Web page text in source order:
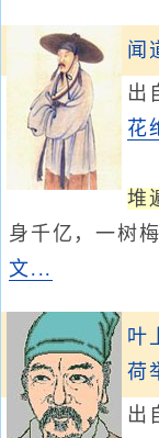
闻
出
花
堆
身千亿，一树
文...
叶
荷
出